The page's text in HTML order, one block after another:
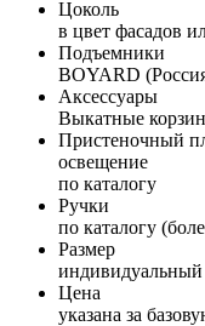
Цоколь
в цвет фасадов
Подъемники
BOYARD
Аксессуары
Выкатные
Пристеночный
освещение
по каталогу
Ручки
по каталогу
Размер
индивидуальный
Цена
указана за